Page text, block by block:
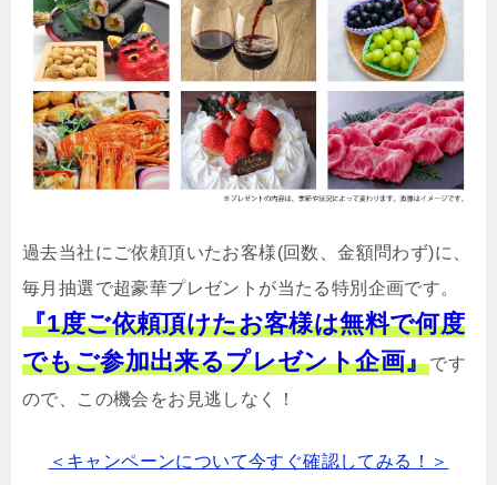
過去当社にご依頼頂いたお客様(回数、金額問わず)に、
毎月抽選で超豪華プレゼントが当たる特別企画です。
『1度ご依頼頂けたお客様は無料で何度
でもご参加出来るプレゼント企画』です
ので、この機会をお見逃しなく！
＜キャンペーンについて今すぐ確認してみる！＞